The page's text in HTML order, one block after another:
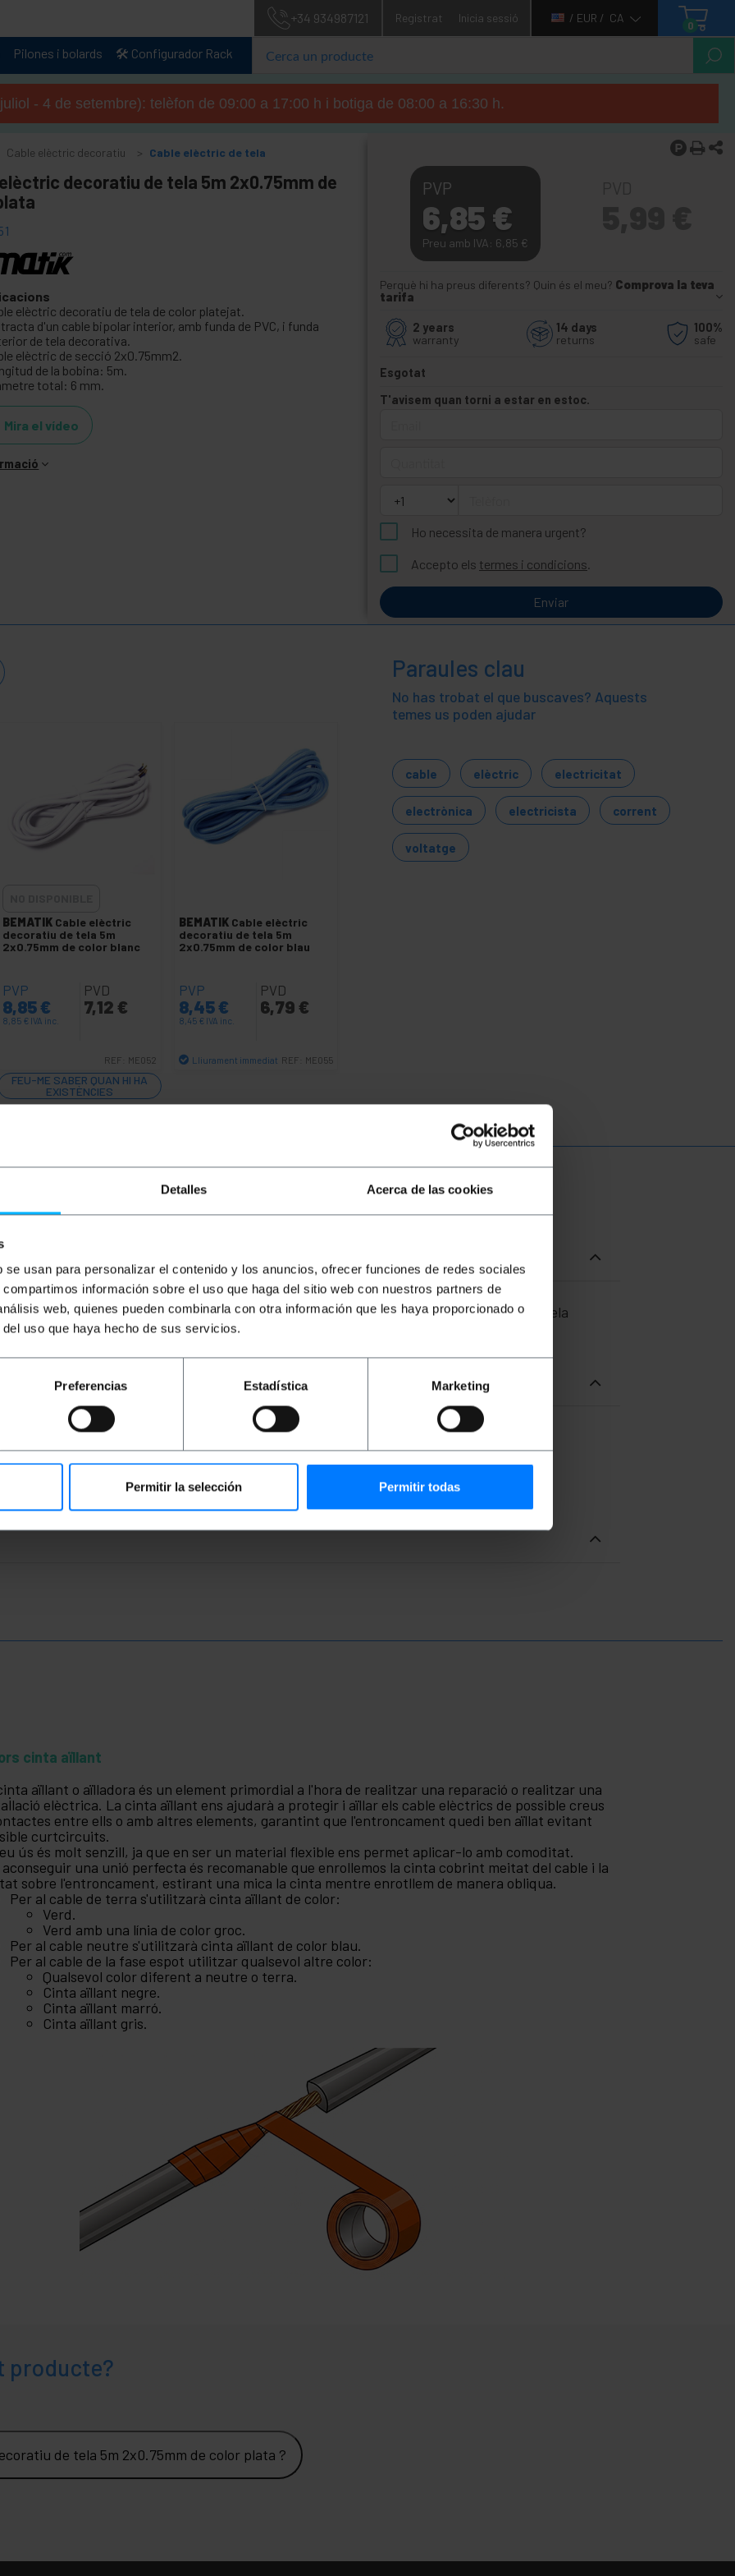
Detalles Acerca de las cookies
usan para personalizar el contenido y los anuncios, ofrecer funciones de redes sociales
información sobre el uso que haga del sitio web con nuestros partners de
web, quienes pueden combinarla con otra información que les haya proporcionado o
uso que haya hecho de sus servicios.
Preferencias Estadística Marketing
Permitir la selección Permitir todas
+34 934987121 Registrat Inicia sessió / EUR / CA
0
Pilones i bolards 🛠️ Configurador Rack
- 4 de setembre): telèfon de 09:00 a 17:00 h i botiga de 08:00 a 16:30 h.
Cable elèctric decoratiu Cable elèctric de tela
decoratiu de tela 5m 2x0.75mm de
elèctric decoratiu de tela de color platejat.
d'un cable bipolar interior, amb funda de PVC, i funda
de tela decorativa.
elèctric de secció 2x0.75mm2.
de la bobina: 5m.
total: 6 mm.
Mira el vídeo
PVP
6,85 €
Preu amb IVA: 6,85 €
Perquè hi ha preus diferents? Quin és el meu? Comprova la teva
tarifa
2 years
warranty
14 days
returns
100%
safe
Esgotat
T'avisem quan torni a estar en estoc.
Ho necessita de manera urgent?
Accepto els termes i condicions.
Enviar
BEMATIK Cable elèctric
decoratiu de tela 5m
2x0.75mm de color blanc
PVP
8,85€
8,85 € IVA inc.
PVD
7,12 €
REF: ME052
FEU-ME SABER QUAN HI HA
EXISTÈNCIES
BEMATIK Cable elèctric
decoratiu de tela 5m
2x0.75mm de color blau
PVP
8,45€
8,45 € IVA inc.
PVD
6,79 €
Lliurament immediat REF: ME055
Paraules clau
No has trobat el que buscaves? Aquests
temes us poden ajudar
cable elèctric electricitat
electrònica electricista corrent
voltatge
platejat. Es tracta d'un cable bipolar interior, amb funda de PVC, i funda exterior de tela
Longitud de la bobina: 5m. Diàmetre total: 6 mm.
x alçada): 20.0 x 7.0 x 4.0 cm
cm
cinta aïllant
aïllant o aïlladora és un element primordial a l'hora de realitzar una reparació o realitzar una
elèctrica. La cinta aïllant ens ajudarà a protegir i aïllar els cable elèctrics de possible creus
entre ells o amb altres elements, garantint que l'entroncament quedi ben aïllat evitant
curtcircuits.
ús és molt senzill, ja que en ser un material flexible ens permet aplicar-lo amb comoditat.
aconseguir una unió perfecta és recomanable que enrollemos la cinta cobrint meitat del cable i la
sobre l'entroncament, estirant una mica la cinta mentre enrotllem de manera obliqua.
Per al cable de terra s'utilitzarà cinta aïllant de color:
Verd.
Verd amb una línia de color groc.
Per al cable neutre s'utilitzarà cinta aïllant de color blau.
Per al cable de la fase espot utilitzar qualsevol altre color:
Qualsevol color diferent a neutre o terra.
Cinta aïllant negre.
Cinta aïllant marró.
Cinta aïllant gris.
producte?
de tela 5m 2x0.75mm de color plata ?